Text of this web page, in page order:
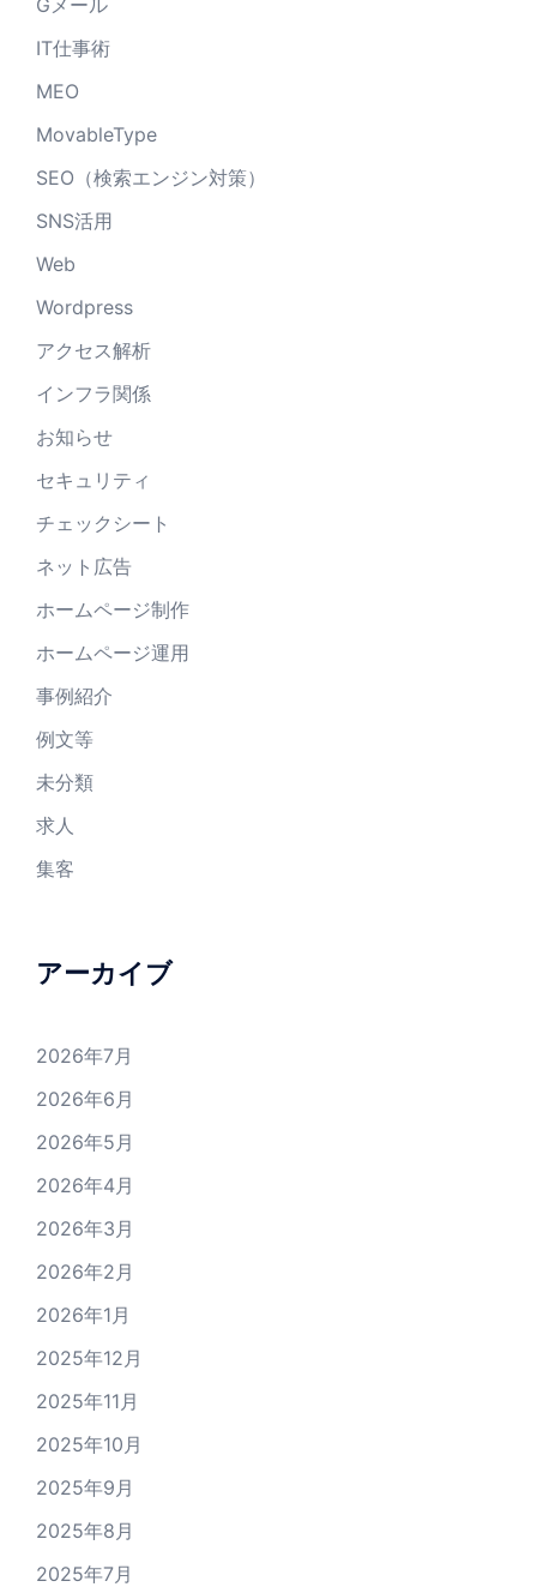
Gメール
IT仕事術
MEO
MovableType
SEO（検索エンジン対策）
SNS活用
Web
Wordpress
アクセス解析
インフラ関係
お知らせ
セキュリティ
チェックシート
ネット広告
ホームページ制作
ホームページ運用
事例紹介
例文等
未分類
求人
集客
アーカイブ
2026年7月
2026年6月
2026年5月
2026年4月
2026年3月
2026年2月
2026年1月
2025年12月
2025年11月
2025年10月
2025年9月
2025年8月
2025年7月